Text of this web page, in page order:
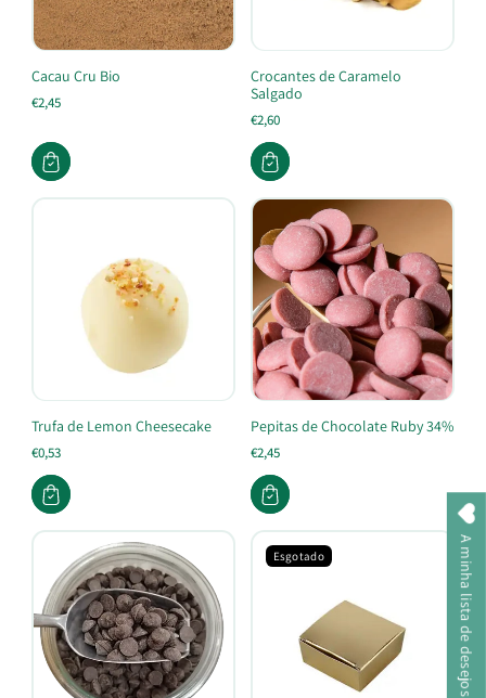
Cacau Cru Bio
€2,45
Crocantes de Caramelo
Salgado
€2,60
Trufa de Lemon Cheesecake
€0,53
Pepitas de Chocolate Ruby 34%
€2,45
Esgotado A minha lista de desejos